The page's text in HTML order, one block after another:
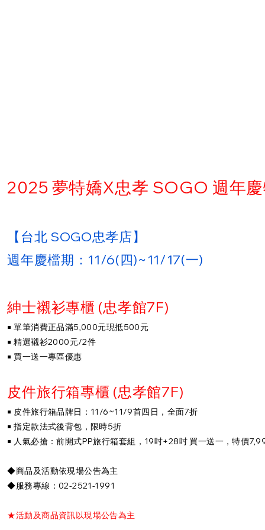
2025 夢特嬌X忠孝 SOGO 週年
【台北 SOGO忠孝店】
週年慶檔期：11/6(四)~11/17(一)
紳士襯衫專櫃 (忠孝館7F)
￭ 單筆消費正品滿5,000元現抵500元
￭ 精選襯衫2000元/2件
￭ 買一送一專區優惠
皮件旅行箱專櫃 (忠孝館7F)
￭ 皮件旅行箱品牌日：11/6~11/9首四日，全面7折
￭ 指定款法式後背包，限時5折
￭ 人氣必搶：前開式PP旅行箱套組，19吋+28吋 買一送一，特價
◆商品及活動依現場公告為主
◆服務專線：02-2521-1991
★活動及商品資訊以現場公告為主